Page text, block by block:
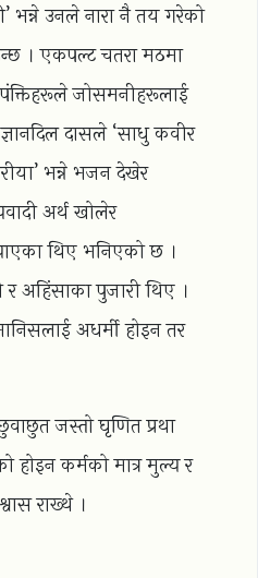
भन्ने उनले नारा नै तय गरेको
। एकपल्ट चतरा मठमा
जोसमनीहरूलाई
ज्ञानदिल दासले ‘साधु कवीर
भन्ने भजन देखेर
अर्थ खोलेर
थिए भनिएको छ ।
र अहिंसाका पुजारी थिए ।
अधर्मी होइन तर
जस्तो घृणित प्रथा
होइन कर्मको मात्र मुल्य र
राख्थे ।